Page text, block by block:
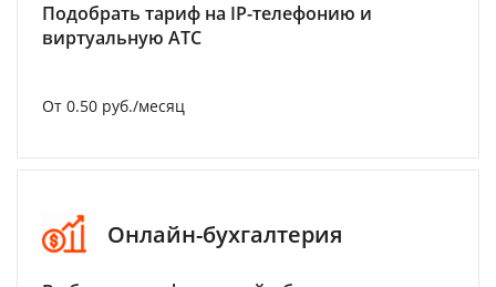
Подобрать тариф на IP-телефонию и
виртуальную АТС
От 0.50 руб./месяц
Онлайн-бухгалтерия